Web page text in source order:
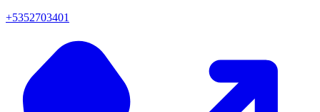
+5352703401